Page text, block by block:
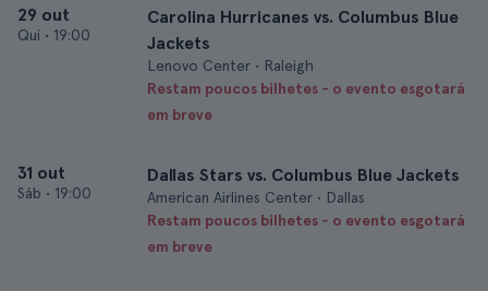
29 out
Qui • 19:00
Carolina Hurricanes vs. Columbus Blue
Jackets
Lenovo Center • Raleigh
Restam poucos bilhetes - o evento esgotará
em breve
31 out
Sáb • 19:00
Dallas Stars vs. Columbus Blue Jackets
American Airlines Center • Dallas
Restam poucos bilhetes - o evento esgotará
em breve